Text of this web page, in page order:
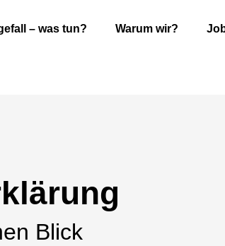
– was tun? Warum wir?
Blick